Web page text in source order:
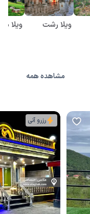
ویلا رشت ویلا
مشاهده همه
رزرو آنی